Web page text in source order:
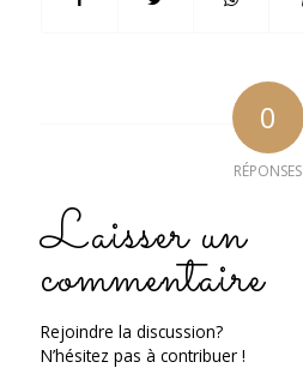
0
RÉPONSES
Laisser un
commentaire
Rejoindre la discussion?
N’hésitez pas à contribuer !